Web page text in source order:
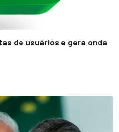
de usuários e gera onda